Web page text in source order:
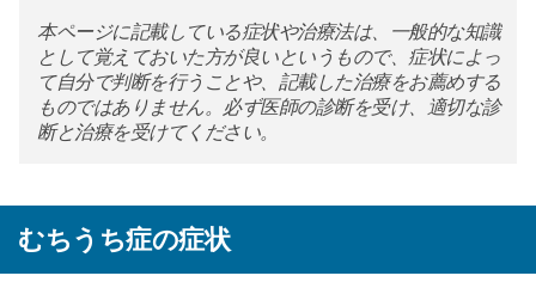
本ページに記載している症状や治療法は、一般的な知識
として覚えておいた方が良いというもので、症状によっ
て自分で判断を行うことや、記載した治療をお薦めする
ものではありません。必ず医師の診断を受け、適切な診
断と治療を受けてください。
むちうち症の症状